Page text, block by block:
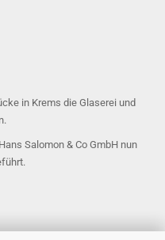
in Krems die Glaserei und
Salomon & Co GmbH nun